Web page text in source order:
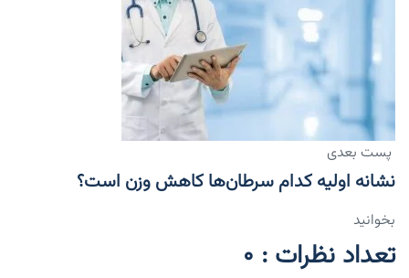
پست بعدی
نشانه اولیه کدام سرطان‌ها کاهش وزن است؟
بخوانید
تعداد نظرات : 0